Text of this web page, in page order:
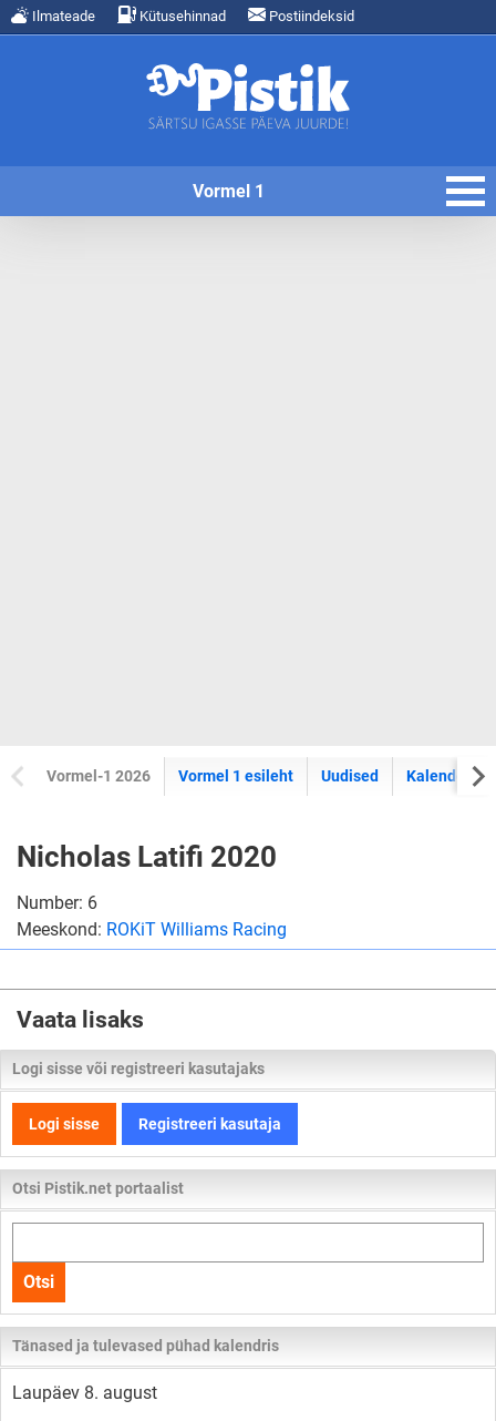
Ilmateade Kütusehinnad Postiindeksid
Vormel 1
Vormel-1 2026 Vormel 1 esileht Uudised Kalender
Nicholas Latifi 2020
Number: 6
Meeskond: ROKiT Williams Racing
Vaata lisaks
Logi sisse või registreeri kasutajaks
Logi sisse Registreeri kasutaja
Otsi Pistik.net portaalist
kogu
lehelt
Otsi
Tänased ja tulevased pühad kalendris
Laupäev 8. august